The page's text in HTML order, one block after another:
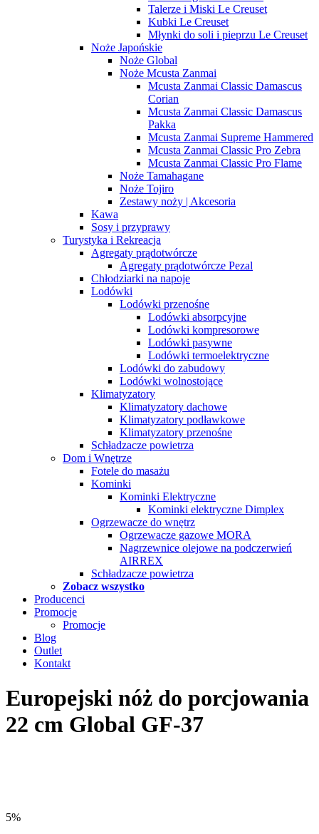
Talerze i Miski Le Creuset
Kubki Le Creuset
Młynki do soli i pieprzu Le Creuset
Noże Japońskie
Noże Global
Noże Mcusta Zanmai
Mcusta Zanmai Classic Damascus
Corian
Mcusta Zanmai Classic Damascus
Pakka
Mcusta Zanmai Supreme Hammered
Mcusta Zanmai Classic Pro Zebra
Mcusta Zanmai Classic Pro Flame
Noże Tamahagane
Noże Tojiro
Zestawy noży | Akcesoria
Kawa
Sosy i przyprawy
Turystyka i Rekreacja
Agregaty prądotwórcze
Agregaty prądotwórcze Pezal
Chłodziarki na napoje
Lodówki
Lodówki przenośne
Lodówki absorpcyjne
Lodówki kompresorowe
Lodówki pasywne
Lodówki termoelektryczne
Lodówki do zabudowy
Lodówki wolnostojące
Klimatyzatory
Klimatyzatory dachowe
Klimatyzatory podławkowe
Klimatyzatory przenośne
Schładzacze powietrza
Dom i Wnętrze
Fotele do masażu
Kominki
Kominki Elektryczne
Kominki elektryczne Dimplex
Ogrzewacze do wnętrz
Ogrzewacze gazowe MORA
Nagrzewnice olejowe na podczerwień
AIRREX
Schładzacze powietrza
Zobacz wszystko
Producenci
Promocje
Promocje
Blog
Outlet
Kontakt
Europejski nóż do porcjowania
22 cm Global GF-37
5%